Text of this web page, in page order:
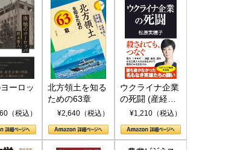
ーロッ
（税込）
北方領土を知る
ための63章
¥2,640（税込）
ウクライナ企業
の死闘 (産経セ
レクト S 039)
¥1,210（税込）